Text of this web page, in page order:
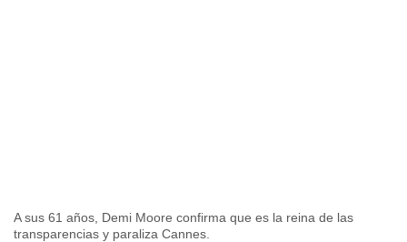
A sus 61 años, Demi Moore confirma que es la reina de las
transparencias y paraliza Cannes.